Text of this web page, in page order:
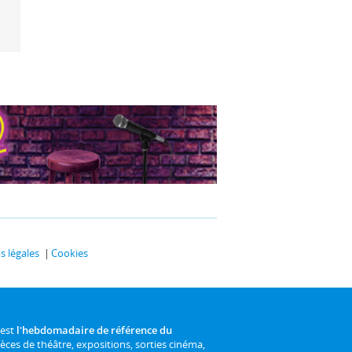
légales Cookies
l'hebdomadaire de référence du
de théâtre, expositions, sorties cinéma,